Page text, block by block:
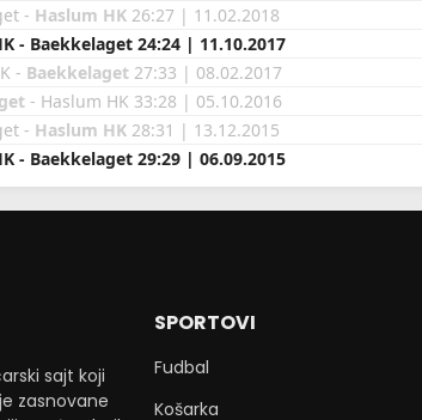
- Haslum HK 26:27 | 11.02.2018
- Baekkelaget 24:24 | 11.10.2017
- Baekkelaget 27:33 | 08.02.2017
- Haslum HK 33:28 | 05.10.2016
- Haslum HK 28:31 | 13.12.2015
- Baekkelaget 29:29 | 06.09.2015
sajt koji
zasnovane
SPORTOVI
Fudbal
Košarka